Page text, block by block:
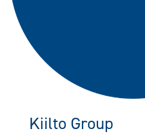
Kiilto Group